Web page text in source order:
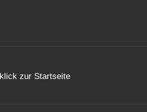
klick zur Startseite